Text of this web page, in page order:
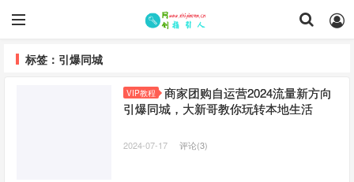
标签：引爆同城
VIP教程
商家团购自运营2024流量新方向
引爆同城，大新哥教你玩转本地生活
2024-07-17 评论(3)